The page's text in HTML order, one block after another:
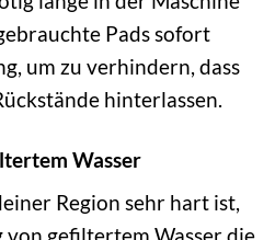
Pads sofort
um zu verhindern, dass
hinterlassen.
Wasser
Region sehr hart ist,